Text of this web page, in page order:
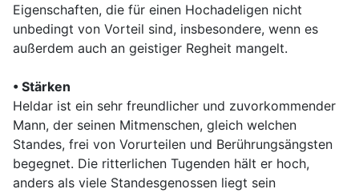
Eigenschaften, die für einen Hochadeligen nicht
unbedingt von Vorteil sind, insbesondere, wenn es
außerdem auch an geistiger Regheit mangelt.
• Stärken
Heldar ist ein sehr freundlicher und zuvorkommender
Mann, der seinen Mitmenschen, gleich welchen
Standes, frei von Vorurteilen und Berührungsängsten
begegnet. Die ritterlichen Tugenden hält er hoch,
anders als viele Standesgenossen liegt sein